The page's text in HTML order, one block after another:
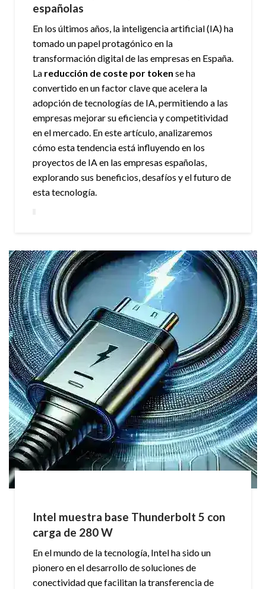
españolas
En los últimos años, la inteligencia artificial (IA) ha
tomado un papel protagónico en la
transformación digital de las empresas en España.
La reducción de coste por token se ha
convertido en un factor clave que acelera la
adopción de tecnologías de IA, permitiendo a las
empresas mejorar su eficiencia y competitividad
en el mercado. En este artículo, analizaremos
cómo esta tendencia está influyendo en los
proyectos de IA en las empresas españolas,
explorando sus beneficios, desafíos y el futuro de
esta tecnología.
Intel muestra base Thunderbolt 5 con
carga de 280 W
En el mundo de la tecnología, Intel ha sido un
pionero en el desarrollo de soluciones de
conectividad que facilitan la transferencia de